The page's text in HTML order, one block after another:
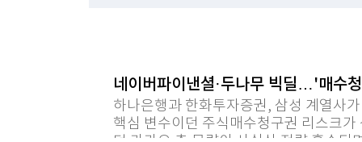
GS리테일 2분기 영업익 27.5% 증가한 1천94
GS리테일 2분기 영업익 27.5% 증가한 1천94
[오후5시] 뉴스플러스
온로드 (ON ROAD) 인사이트
부동산
사회
글로벌경제
랭킹뉴스
네이버파이낸셜·두나무 빅딜…'매수
하나은행과 한화투자증권, 삼성 계열사
핵심 변수이던 주식매수청구권 리스크